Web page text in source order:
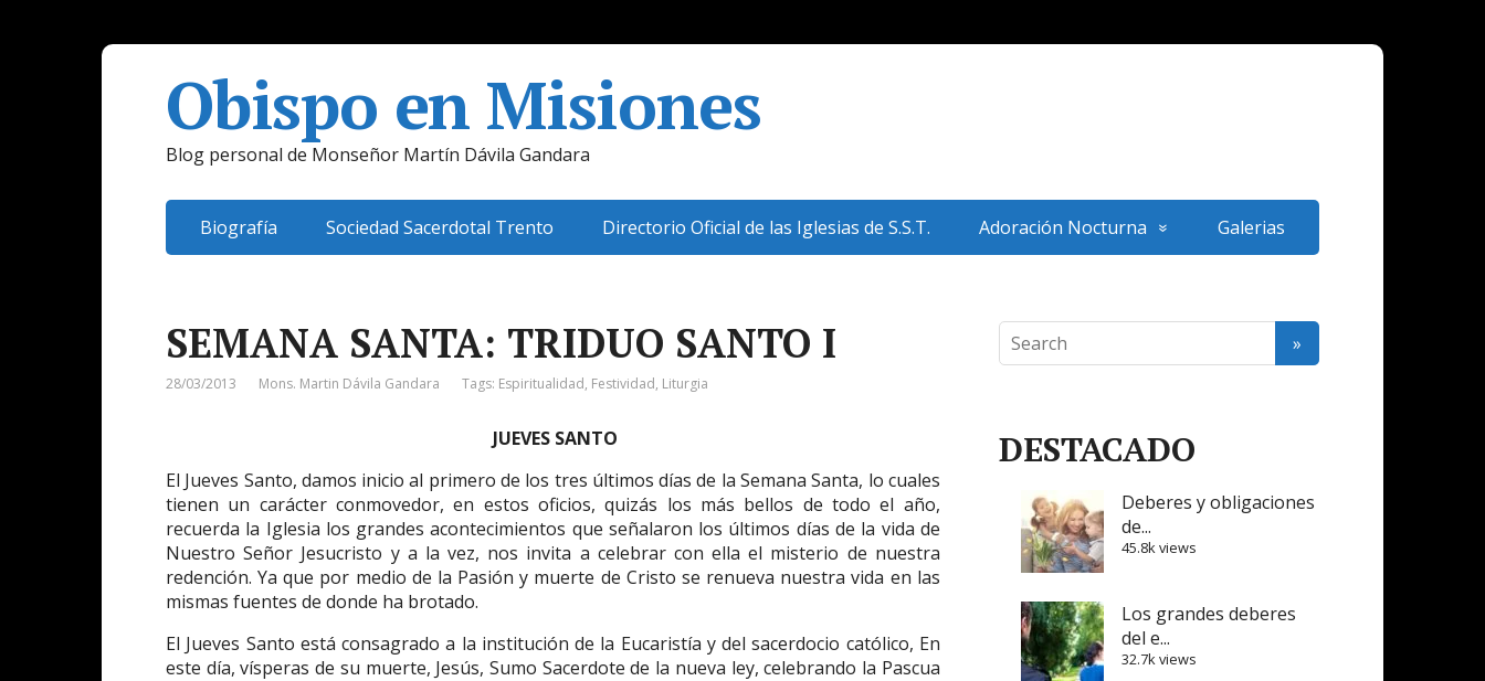
Obispo en Misiones
Blog personal de Monseñor Martín Dávila Gandara
Biografía Sociedad Sacerdotal Trento Directorio Oficial de las Iglesias de S.S.T. Adoración Nocturna Galerias
SEMANA SANTA: TRIDUO SANTO I
28/03/2013 Mons. Martin Dávila Gandara Tags: Espiritualidad, Festividad, Liturgia
JUEVES SANTO
El Jueves Santo, damos inicio al primero de los tres últimos días de la Semana Santa, lo cuales
tienen un carácter conmovedor, en estos oficios, quizás los más bellos de todo el año,
recuerda la Iglesia los grandes acontecimientos que señalaron los últimos días de la vida de
Nuestro Señor Jesucristo y a la vez, nos invita a celebrar con ella el misterio de nuestra
redención. Ya que por medio de la Pasión y muerte de Cristo se renueva nuestra vida en las
mismas fuentes de donde ha brotado.
El Jueves Santo está consagrado a la institución de la Eucaristía y del sacerdocio católico, En
este día, vísperas de su muerte, Jesús, Sumo Sacerdote de la nueva ley, celebrando la Pascua
DESTACADO
Deberes y obligaciones
de...
45.8k views
Los grandes deberes
del e...
32.7k views